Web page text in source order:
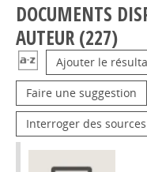
DOCUMENTS
AUTEUR (227)
Ajouter le
Faire une suggestion
Interroger des